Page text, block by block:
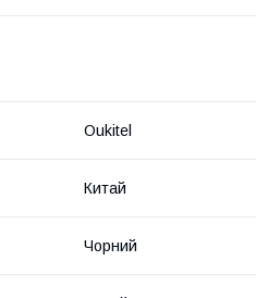
Oukitel
Китай
Чорний